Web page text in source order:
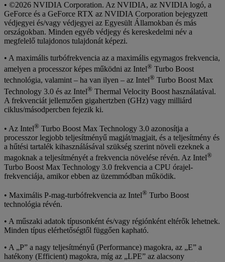
• ©2026 NVIDIA Corporation. Az NVIDIA, az NVIDIA logó, a
GeForce és a GeForce RTX az NVIDIA Corporation bejegyzett
védjegyei és/vagy védjegyei az Egyesült Államokban és más
országokban. Minden egyéb védjegy és kereskedelmi név a
megfelelő tulajdonos tulajdonát képezi.
• A maximális turbófrekvencia az a maximális egymagos frekvencia,
amelyen a processzor képes működni az Intel® Turbo Boost
technológia, valamint – ha van ilyen – az Intel® Turbo Boost Max
Technology 3.0 és az Intel® Thermal Velocity Boost használatával.
A frekvenciát jellemzően gigahertzben (GHz) vagy milliárd
ciklus/másodpercben fejezik ki.
• Az Intel® Turbo Boost Max Technology 3.0 azonosítja a
processzor legjobb teljesítményű magját/magjait, és a teljesítmény és
a hűtési tartalék kihasználásával szükség szerint növeli ezeknek a
magoknak a teljesítményét a frekvencia növelése révén. Az Intel®
Turbo Boost Max Technology 3.0 frekvencia a CPU órajel-
frekvenciája, amikor ebben az üzemmódban működik.
• Maximális P-mag-turbófrekvencia az Intel® Turbo Boost
technológia révén.
• A műszaki adatok típusonként és/vagy régiónként eltérők lehetnek.
Minden típus elérhetőségtől függően kapható.
• A „P” a nagy teljesítményű (Performance) magokra, az „E” a
hatékony (Efficient) magokra, míg az „LPE” az alacsony